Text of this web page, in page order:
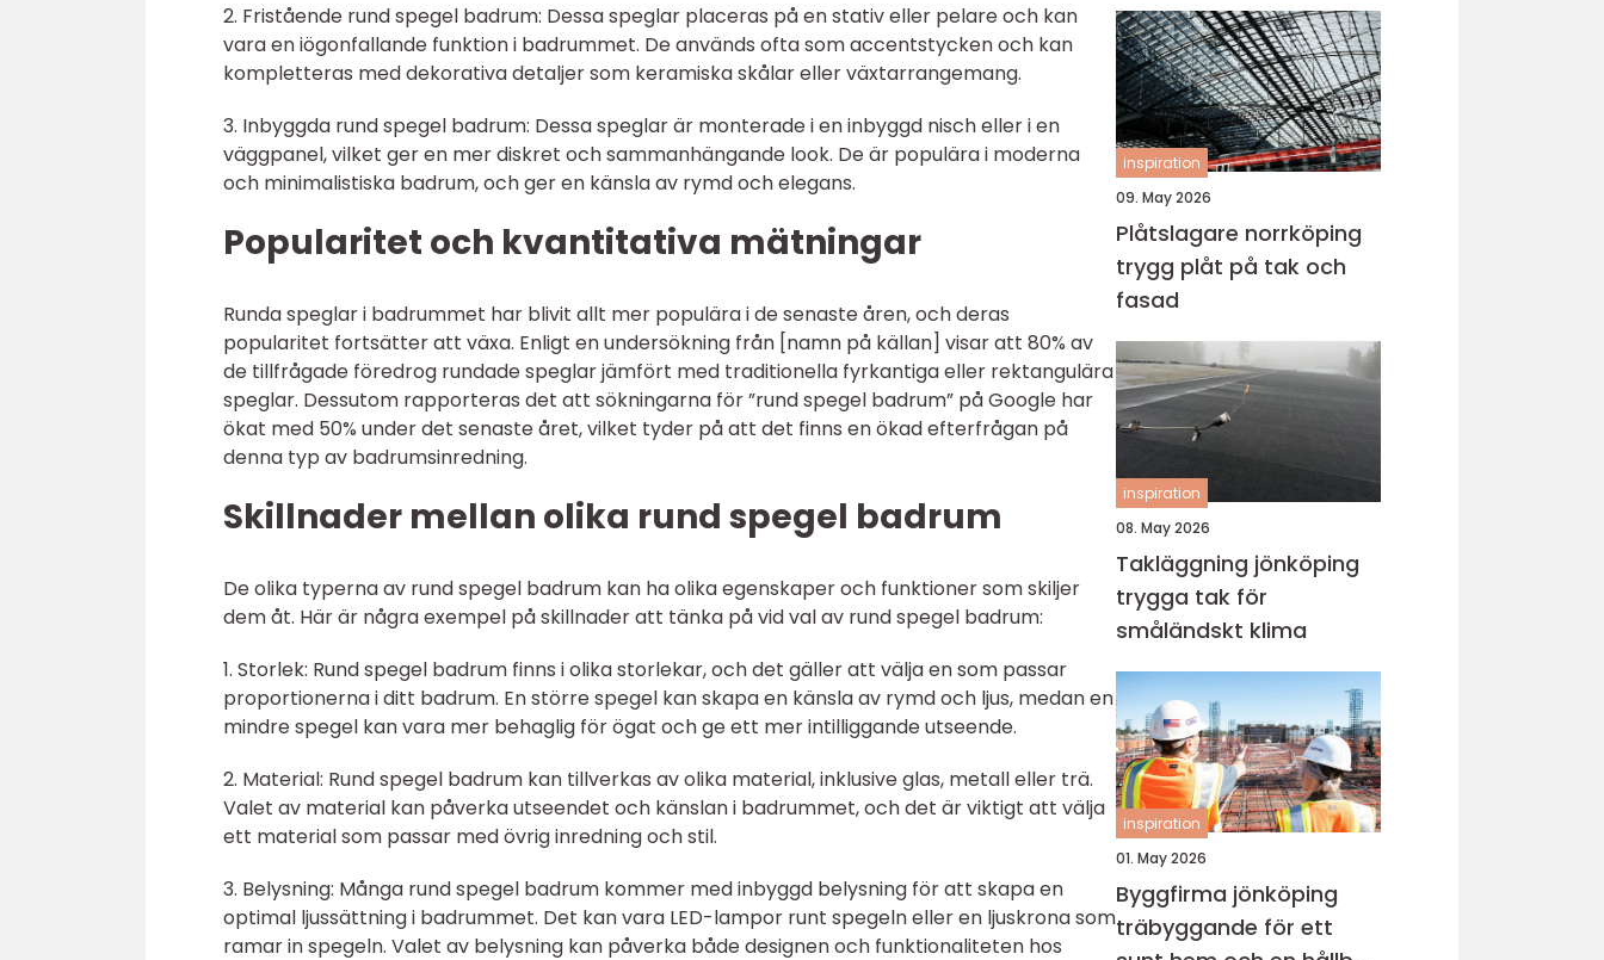
2. Fristående rund spegel badrum: Dessa speglar placeras på en stativ eller pelare och kan
vara en iögonfallande funktion i badrummet. De används ofta som accentstycken och kan
kompletteras med dekorativa detaljer som keramiska skålar eller växtarrangemang.
3. Inbyggda rund spegel badrum: Dessa speglar är monterade i en inbyggd nisch eller i en
väggpanel, vilket ger en mer diskret och sammanhängande look. De är populära i moderna
och minimalistiska badrum, och ger en känsla av rymd och elegans.
Popularitet och kvantitativa mätningar
Runda speglar i badrummet har blivit allt mer populära i de senaste åren, och deras
popularitet fortsätter att växa. Enligt en undersökning från [namn på källan] visar att 80% av
de tillfrågade föredrog rundade speglar jämfört med traditionella fyrkantiga eller rektangulära
speglar. Dessutom rapporteras det att sökningarna för ”rund spegel badrum” på Google har
ökat med 50% under det senaste året, vilket tyder på att det finns en ökad efterfrågan på
denna typ av badrumsinredning.
Skillnader mellan olika rund spegel badrum
De olika typerna av rund spegel badrum kan ha olika egenskaper och funktioner som skiljer
dem åt. Här är några exempel på skillnader att tänka på vid val av rund spegel badrum:
1. Storlek: Rund spegel badrum finns i olika storlekar, och det gäller att välja en som passar
proportionerna i ditt badrum. En större spegel kan skapa en känsla av rymd och ljus, medan en
mindre spegel kan vara mer behaglig för ögat och ge ett mer intilliggande utseende.
2. Material: Rund spegel badrum kan tillverkas av olika material, inklusive glas, metall eller trä.
Valet av material kan påverka utseendet och känslan i badrummet, och det är viktigt att välja
ett material som passar med övrig inredning och stil.
3. Belysning: Många rund spegel badrum kommer med inbyggd belysning för att skapa en
optimal ljussättning i badrummet. Det kan vara LED-lampor runt spegeln eller en ljuskrona som
ramar in spegeln. Valet av belysning kan påverka både designen och funktionaliteten hos
inspiration
09. May 2026
Plåtslagare norrköping
trygg plåt på tak och
fasad
inspiration
08. May 2026
Takläggning jönköping
trygga tak för
småländskt klima
inspiration
01. May 2026
Byggfirma jönköping
träbyggande för ett